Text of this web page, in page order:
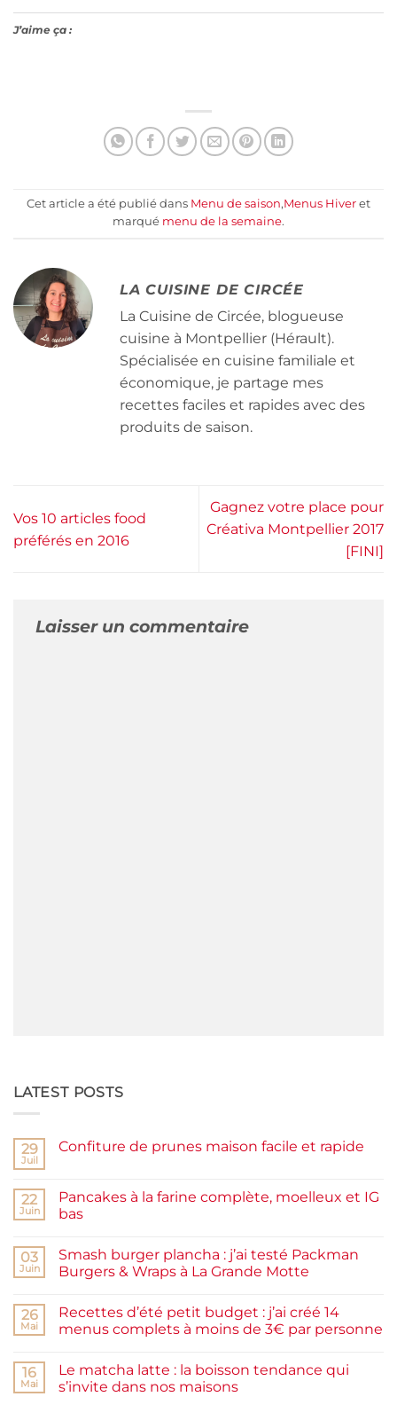
J’aime ça :
Cet article a été publié dans Menu de saison,Menus Hiver et
marqué menu de la semaine.
LA CUISINE DE CIRCÉE
La Cuisine de Circée, blogueuse
cuisine à Montpellier (Hérault).
Spécialisée en cuisine familiale et
économique, je partage mes
recettes faciles et rapides avec des
produits de saison.
Vos 10 articles food
préférés en 2016
Gagnez votre place pour
Créativa Montpellier 2017
[FINI]
Laisser un commentaire
LATEST POSTS
29
Juil
Confiture de prunes maison facile et rapide
Confiture
de
prunes
et
rapide
22
Juin
Pancakes à la farine complète, moelleux et IG
bas
sur
Pancakes
à
complète,
moelleux
et
03
Juin
Smash burger plancha : j’ai testé Packman
Burgers & Wraps à La Grande Motte
sur
Smash
burger
testé
Packman
Burgers &
26
Mai
Recettes d’été petit budget : j’ai créé 14
menus complets à moins de 3€ par personne
sur
Recettes
d’été
16
Mai
Le matcha latte : la boisson tendance qui
s’invite dans nos maisons